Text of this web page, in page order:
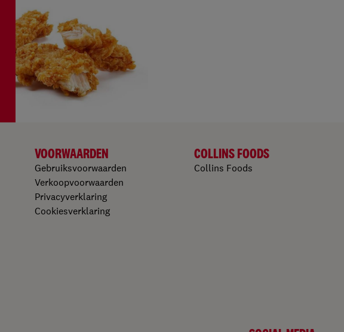
VOORWAARDEN
Gebruiksvoorwaarden
Verkoopvoorwaarden​
Privacyverklaring​
Cookiesverklaring​
COLLINS FOODS
Collins Foods